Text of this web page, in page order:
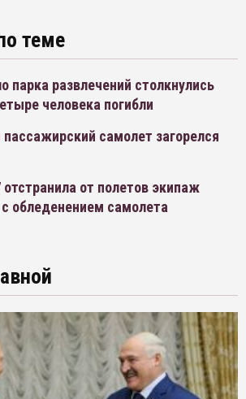
теме
парка развлечений столкнулись
человека погибли
самолет загорелся
от полетов экипаж
обледенением самолета